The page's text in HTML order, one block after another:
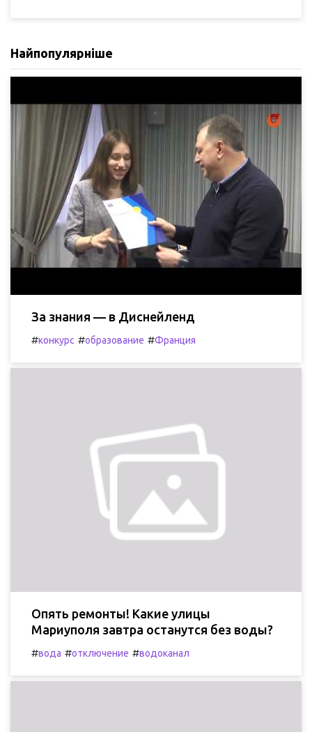
Найпопулярніше
За знания — в Диснейленд
#конкурс #образование #Франция
Опять ремонты! Какие улицы
Мариуполя завтра останутся без воды?
#вода #отключение #водоканал